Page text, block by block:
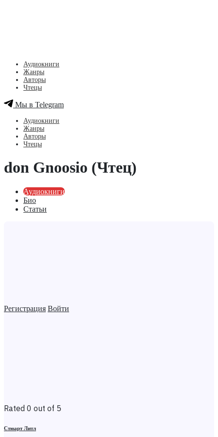
Регистрация Войти
Аудиокниги
Жанры
Авторы
Чтецы
Мы в Telegram
Аудиокниги
Жанры
Авторы
Чтецы
don Gnoosio (Чтец)
Аудиокниги
Био
Статьи
Rated 0 out of 5
Стюарт Литл